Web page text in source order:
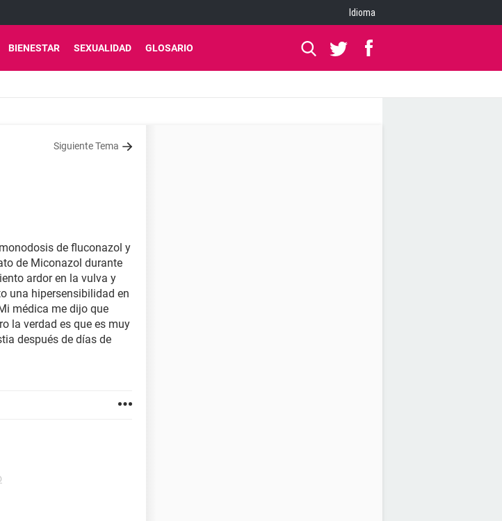
Idioma
BIENESTAR SEXUALIDAD GLOSARIO
Siguiente Tema
de fluconazol y
de Miconazol durante
ardor en la vulva y
una hipersensibilidad en
médica me dijo que
la verdad es que es muy
después de días de